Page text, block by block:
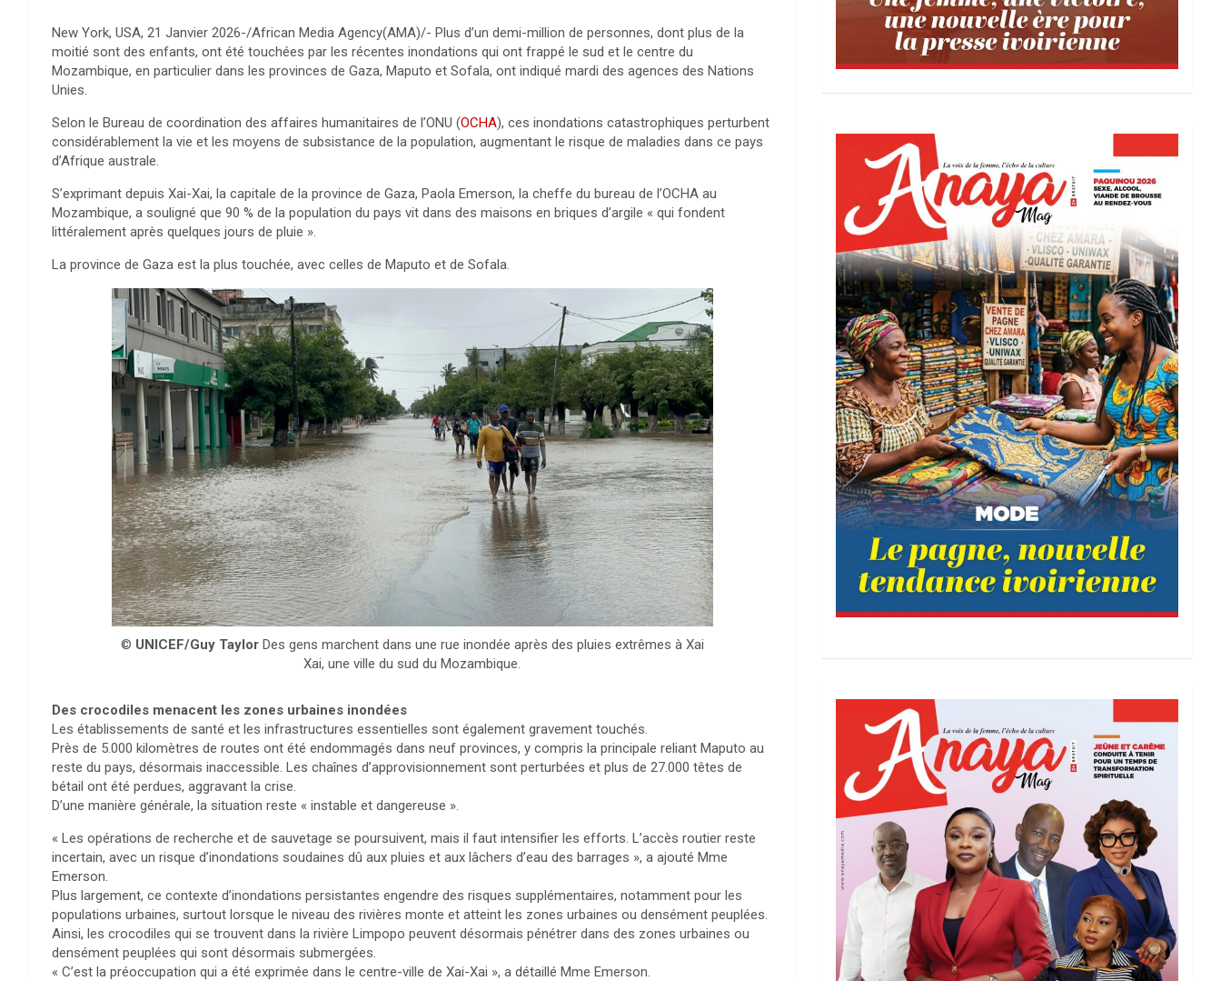
New York, USA, 21 Janvier 2026-/African Media Agency(AMA)/- Plus d’un demi-million de personnes, dont plus de la
moitié sont des enfants, ont été touchées par les récentes inondations qui ont frappé le sud et le centre du
Mozambique, en particulier dans les provinces de Gaza, Maputo et Sofala, ont indiqué mardi des agences des Nations
Unies.
Selon le Bureau de coordination des affaires humanitaires de l’ONU (OCHA), ces inondations catastrophiques perturbent
considérablement la vie et les moyens de subsistance de la population, augmentant le risque de maladies dans ce pays
d’Afrique australe.
S’exprimant depuis Xai-Xai, la capitale de la province de Gaza, Paola Emerson, la cheffe du bureau de l’OCHA au
Mozambique, a souligné que 90 % de la population du pays vit dans des maisons en briques d’argile « qui fondent
littéralement après quelques jours de pluie ».
La province de Gaza est la plus touchée, avec celles de Maputo et de Sofala.
© UNICEF/Guy Taylor Des gens marchent dans une rue inondée après des pluies extrêmes à Xai
Xai, une ville du sud du Mozambique.
Des crocodiles menacent les zones urbaines inondées
Les établissements de santé et les infrastructures essentielles sont également gravement touchés.
Près de 5.000 kilomètres de routes ont été endommagés dans neuf provinces, y compris la principale reliant Maputo au
reste du pays, désormais inaccessible. Les chaînes d’approvisionnement sont perturbées et plus de 27.000 têtes de
bétail ont été perdues, aggravant la crise.
D’une manière générale, la situation reste « instable et dangereuse ».
« Les opérations de recherche et de sauvetage se poursuivent, mais il faut intensifier les efforts. L’accès routier reste
incertain, avec un risque d’inondations soudaines dû aux pluies et aux lâchers d’eau des barrages », a ajouté Mme
Emerson.
Plus largement, ce contexte d’inondations persistantes engendre des risques supplémentaires, notamment pour les
populations urbaines, surtout lorsque le niveau des rivières monte et atteint les zones urbaines ou densément peuplées.
Ainsi, les crocodiles qui se trouvent dans la rivière Limpopo peuvent désormais pénétrer dans des zones urbaines ou
densément peuplées qui sont désormais submergées.
« C’est la préoccupation qui a été exprimée dans le centre-ville de Xai-Xai », a détaillé Mme Emerson.